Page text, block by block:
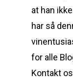
at han
har så
for alle
Kontakt